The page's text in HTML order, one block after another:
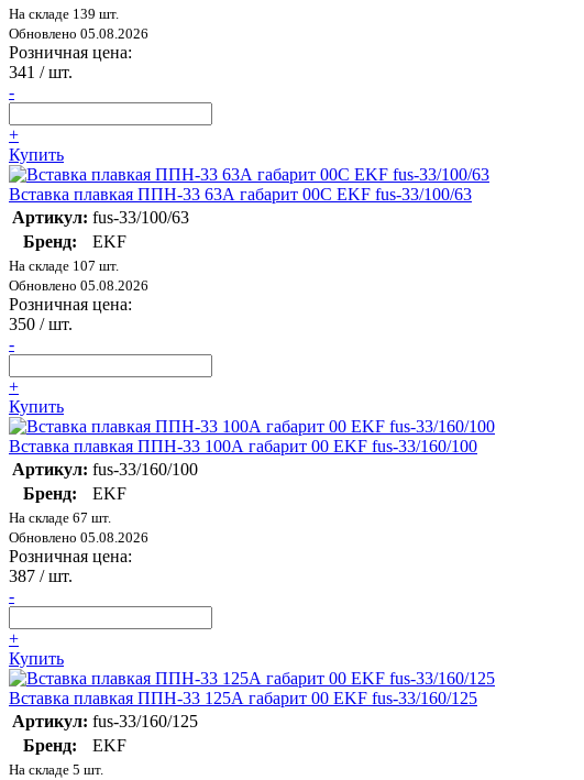
На складе 139 шт.
Обновлено 05.08.2026
Розничная цена:
341 / шт.
-
+
Купить
Вставка плавкая ППН-33 63А габарит 00C EKF fus-33/100/63
Артикул: fus-33/100/63
Бренд:
EKF
На складе 107 шт.
Обновлено 05.08.2026
Розничная цена:
350 / шт.
-
+
Купить
Вставка плавкая ППН-33 100А габарит 00 EKF fus-33/160/100
Артикул: fus-33/160/100
Бренд:
EKF
На складе 67 шт.
Обновлено 05.08.2026
Розничная цена:
387 / шт.
-
+
Купить
Вставка плавкая ППН-33 125А габарит 00 EKF fus-33/160/125
Артикул: fus-33/160/125
Бренд:
EKF
На складе 5 шт.